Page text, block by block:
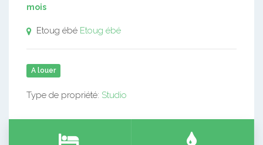
mois
Etoug ébé Etoug ébé
A louer
Type de propriété: Studio